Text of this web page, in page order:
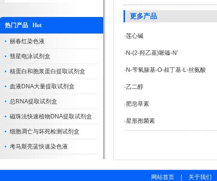
热门产品 Hot
丽春红染色液
彗星电泳试剂盒
核蛋白和胞浆蛋白提取试剂盒
血液DNA大量提取试剂盒
总RNA提取试剂盒
磁珠法快速植物DNA提取试剂盒
细胞凋亡与坏死检测试剂盒
考马斯亮蓝快速染色液
更多产品
·莲心碱
· N-(2-羟乙基)哌嗪-N'
· N-苄氧羰基-O-叔丁基-L-丝氨酸
·乙二醇
·肥皂草素
·星形孢菌素
网站首页 关于我们